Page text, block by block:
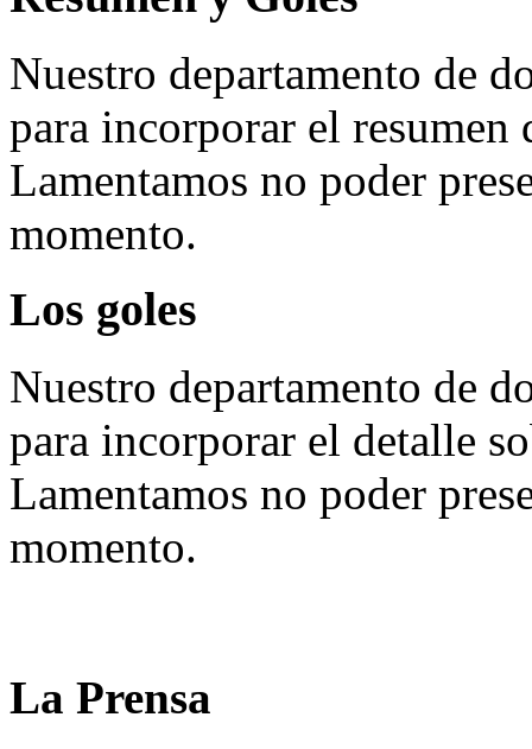
Nuestro departamento de
para incorporar el
Lamentamos no poder
momento.
Los goles
Nuestro departamento de
para incorporar el detalle
Lamentamos no poder
momento.
La Prensa